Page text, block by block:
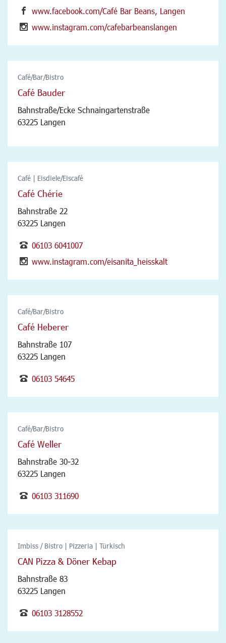
www.facebook.com/Café Bar Beans, Langen
www.instagram.com/cafebarbeanslangen
Café/Bar/Bistro
Café Bauder
Bahnstraße/Ecke Schnaingartenstraße
63225 Langen
Café | Eisdiele/Eiscafé
Café Chérie
Bahnstraße 22
63225 Langen
06103 6041007
www.instagram.com/eisanita_heisskalt
Café/Bar/Bistro
Café Heberer
Bahnstraße 107
63225 Langen
06103 54645
Café/Bar/Bistro
Café Weller
Bahnstraße 30-32
63225 Langen
06103 311690
Imbiss / Bistro | Pizzeria | Türkisch
CAN Pizza & Döner Kebap
Bahnstraße 83
63225 Langen
06103 3128552